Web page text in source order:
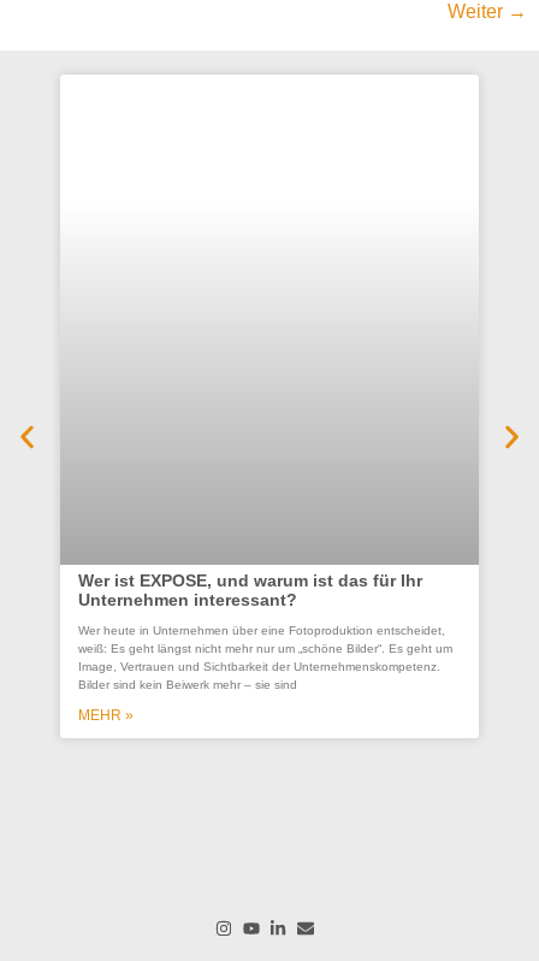
Weiter →
Wer ist EXPOSE, und warum ist das für Ihr
Unternehmen interessant?
Wer heute in Unternehmen über eine Fotoproduktion entscheidet,
weiß: Es geht längst nicht mehr nur um „schöne Bilder“. Es geht um
Image, Vertrauen und Sichtbarkeit der Unternehmenskompetenz.
Bilder sind kein Beiwerk mehr – sie sind
MEHR »